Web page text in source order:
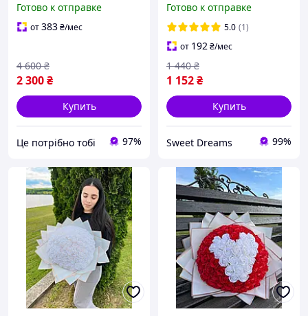
на праздник, подарок
девушке на день|ЭТО
Готово к отправке
от383₴/мес
2 300₴
4 600 ₴
Купить
Це потрібно тобі 97%
Готово к отправке
5.0 (1)
от 192₴/мес
1 152₴
1 440 ₴
Купить
Sweet Dreams 99%